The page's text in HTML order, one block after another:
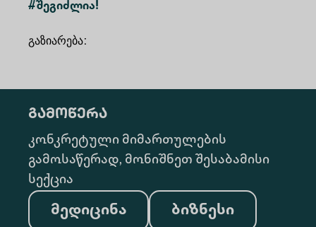
#შეგიძლია!
გაზიარება:
გამოწერა
კონკრეტული მიმართულების
გამოსაწერად, მონიშნეთ შესაბამისი
სექცია
მედიცინა ბიზნესი